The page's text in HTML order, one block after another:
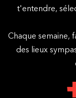
t'entendre,
Chaque semaine,
des lieux